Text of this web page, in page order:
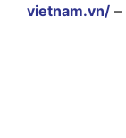
vietnam.vn/ –